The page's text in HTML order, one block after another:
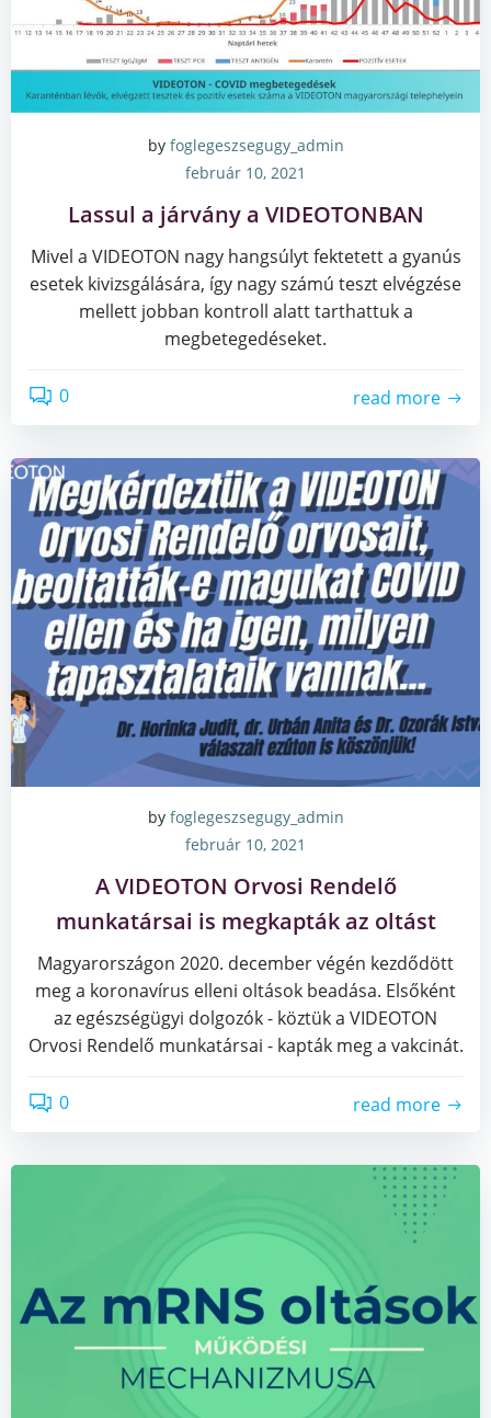
by foglegeszsegugy_admin
február 10, 2021
Lassul a járvány a VIDEOTONBAN
Mivel a VIDEOTON nagy hangsúlyt fektetett a gyanús
esetek kivizsgálására, így nagy számú teszt elvégzése
mellett jobban kontroll alatt tarthattuk a
megbetegedéseket.
0 read more
by foglegeszsegugy_admin
február 10, 2021
A VIDEOTON Orvosi Rendelő
munkatársai is megkapták az oltást
Magyarországon 2020. december végén kezdődött
meg a koronavírus elleni oltások beadása. Elsőként
az egészségügyi dolgozók - köztük a VIDEOTON
Orvosi Rendelő munkatársai - kapták meg a vakcinát.
0 read more